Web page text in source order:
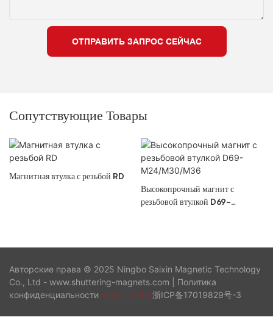
ОТПРАВИТЬ ЗАПРОС СЕЙЧАС
Сопутствующие Товары
Магнитная втулка с резьбой RD
Высокопрочный магнит с
резьбовой втулкой D69-
Авторские права © 2025 Ningbo Saixin Magnetic Technology
Co., Ltd - www.shuttering-magnets.com |
Политика
конфиденциальности карты сайта浙ICP备17019829号-3